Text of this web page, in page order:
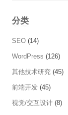
分类
SEO (14)
WordPress (126)
其他技术研究 (45)
前端开发 (45)
视觉/交互设计 (8)